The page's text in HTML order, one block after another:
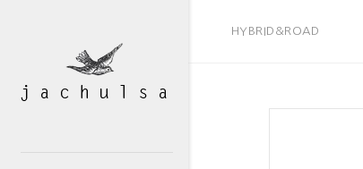
HYBRID&ROAD